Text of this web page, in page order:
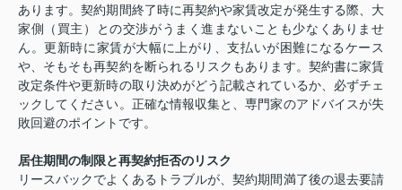
あります。契約期間終了時に再契約や家賃改定が発生する際、大
家側（買主）との交渉がうまく進まないことも少なくありませ
ん。更新時に家賃が大幅に上がり、支払いが困難になるケース
や、そもそも再契約を断られるリスクもあります。契約書に家賃
改定条件や更新時の取り決めがどう記載されているか、必ずチェ
ックしてください。正確な情報収集と、専門家のアドバイスが失
敗回避のポイントです。
居住期間の制限と再契約拒否のリスク
リースバックでよくあるトラブルが、契約期間満了後の退去要請